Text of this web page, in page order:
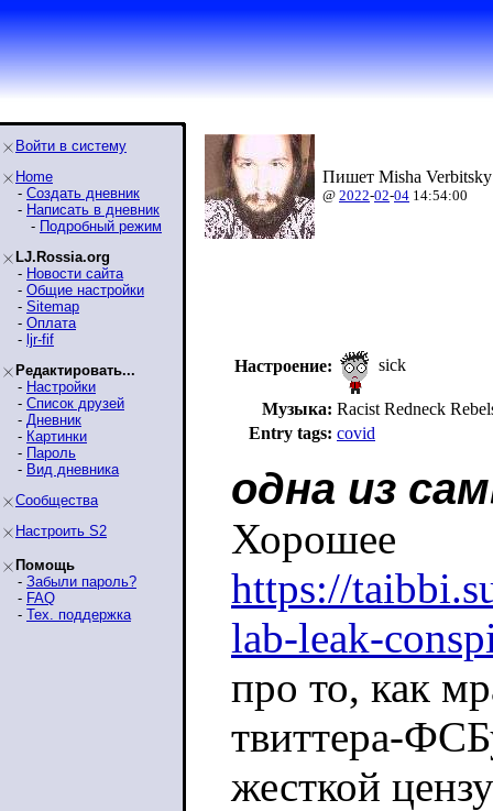
Войти в систему
Home
- Создать дневник
- Написать в дневник
- Подробный режим
LJ.Rossia.org
- Новости сайта
- Общие настройки
- Sitemap
- Оплата
- ljr-fif
Редактировать...
- Настройки
- Список друзей
- Дневник
- Картинки
- Пароль
- Вид дневника
Сообщества
Настроить S2
Помощь
- Забыли пароль?
- FAQ
- Тех. поддержка
Пишет Misha
@ 2022-02-04 14:54:00
Настроение: sick
Музыка: Racist Redneck
Entry tags: covid
одна из
Хорошее
https://
lab-leak-
про то, как
твиттера-
жесткой